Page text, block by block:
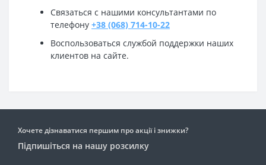
Связаться с нашими консультантами по
телефону +38 (068) 714-10-22
Воспользоваться службой поддержки наших
клиентов на сайте.
Хочете дізнаватися першим про акції і знижки?
Підпишіться на нашу розсилку